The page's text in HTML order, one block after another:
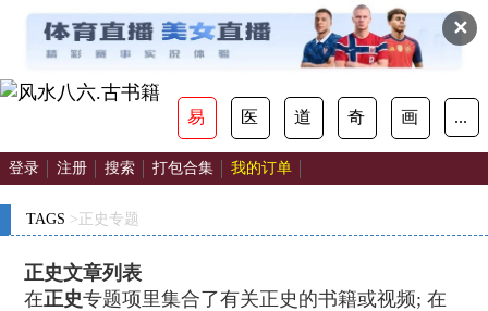
✕
易 医 道 奇 画 ...
登录 注册 搜索 打包合集 我的订单
TAGS >正史专题
正史文章列表
在正史专题项里集合了有关正史的书籍或视频; 在